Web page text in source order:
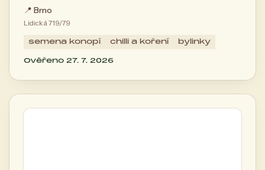
📍 Brno
Lidická 719/79
semena konopí chilli a koření bylinky
Ověřeno 27. 7. 2026